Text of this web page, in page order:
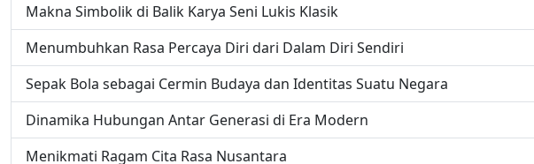
Makna Simbolik di Balik Karya Seni Lukis Klasik
Menumbuhkan Rasa Percaya Diri dari Dalam Diri Sendiri
Sepak Bola sebagai Cermin Budaya dan Identitas Suatu Negara
Dinamika Hubungan Antar Generasi di Era Modern
Menikmati Ragam Cita Rasa Nusantara